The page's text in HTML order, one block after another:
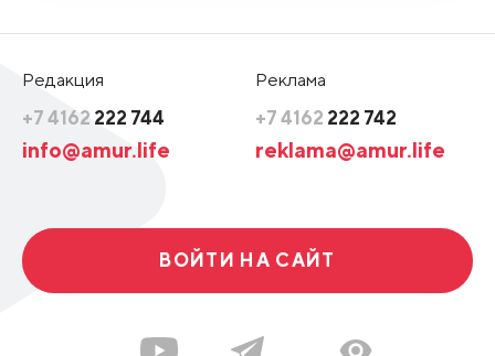
Редакция
+7 4162 222 744
info@amur.life
Реклама
+7 4162 222 742
reklama@amur.life
ВОЙТИ НА САЙТ